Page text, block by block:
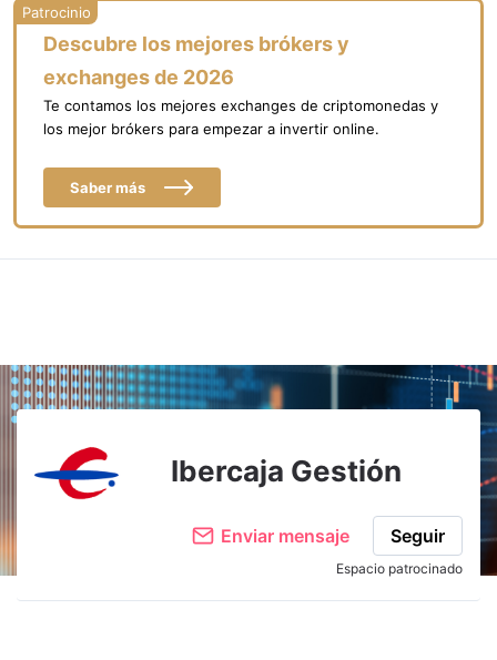
Descubre los mejores brókers y
exchanges de 2026
Te contamos los mejores exchanges de criptomonedas y
los mejor brókers para empezar a invertir online.
Saber más
Ibercaja Gestión
Enviar mensaje Seguir
Espacio patrocinado